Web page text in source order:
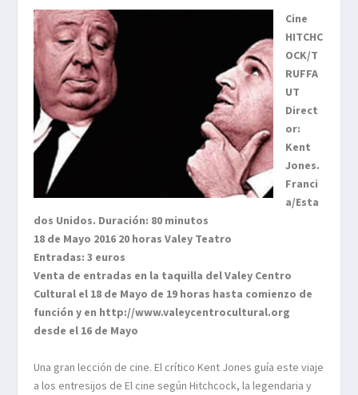
Cine
HITCHC
OCK/T
RUFFA
UT
Direct
or:
Kent
Jones.
Franci
a/Esta
dos Unidos. Duración: 80 minutos
18 de Mayo 2016 20 horas Valey Teatro
Entradas: 3 euros
Venta de entradas en la taquilla del Valey Centro
Cultural el 18 de Mayo de 19 horas hasta comienzo de
función y en http://www.valeycentrocultural.org
desde el 16 de Mayo
Una gran lección de cine. El crítico Kent Jones guía este viaje
a los entresijos de El cine según Hitchcock, la legendaria y